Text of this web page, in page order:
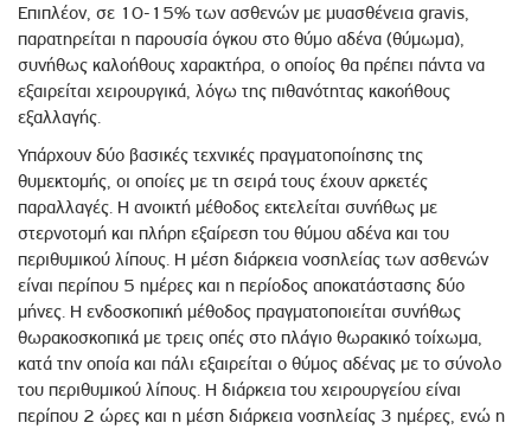
Επιπλέον, σε 10-15% των ασθενών με μυασθένεια gravis,
παρατηρείται η παρουσία όγκου στο θύμο αδένα (θύμωμα),
συνήθως καλοήθους χαρακτήρα, ο οποίος θα πρέπει πάντα να
εξαιρείται χειρουργικά, λόγω της πιθανότητας κακοήθους
εξαλλαγής.
Υπάρχουν δύο βασικές τεχνικές πραγματοποίησης της
θυμεκτομής, οι οποίες με τη σειρά τους έχουν αρκετές
παραλλαγές. Η ανοικτή μέθοδος εκτελείται συνήθως με
στερνοτομή και πλήρη εξαίρεση του θύμου αδένα και του
περιθυμικού λίπους. Η μέση διάρκεια νοσηλείας των ασθενών
είναι περίπου 5 ημέρες και η περίοδος αποκατάστασης δύο
μήνες. Η ενδοσκοπική μέθοδος πραγματοποιείται συνήθως
θωρακοσκοπικά με τρεις οπές στο πλάγιο θωρακικό τοίχωμα,
κατά την οποία και πάλι εξαιρείται ο θύμος αδένας με το σύνολο
του περιθυμικού λίπους. Η διάρκεια του χειρουργείου είναι
περίπου 2 ώρες και η μέση διάρκεια νοσηλείας 3 ημέρες, ενώ η